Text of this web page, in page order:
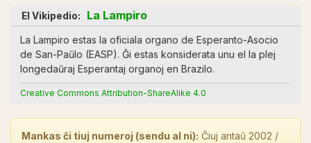
do Jordao). IEMW 708.031-B.Esp-1959-1962,
Fontoj: Esperanto (UEA), n-ro 653, aprilo 1960,
p. 7; SAT-Amikaro aŭg./ sept. p. 7.
El Vikipedio: La Lampiro
La Lampiro estas la oficiala organo de Esperanto-Asocio
de San-Paŭlo (EASP). Ĝi estas konsiderata unu el la plej
longedaŭraj Esperantaj organoj en Brazilo.
Creative Commons Attribution-ShareAlike 4.0
Mankas ĉi tiuj numeroj (sendu al ni): Ĉiuj antaŭ 2002 /